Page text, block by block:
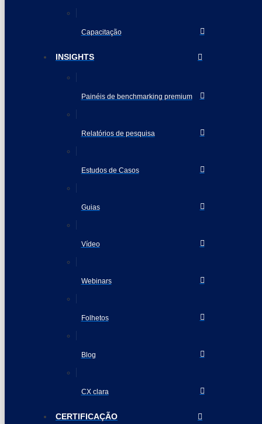
Capacitação
INSIGHTS
Painéis de benchmarking premium
Relatórios de pesquisa
Estudos de Casos
Guias
Vídeo
Webinars
Folhetos
Blog
CX clara
CERTIFICAÇÃO